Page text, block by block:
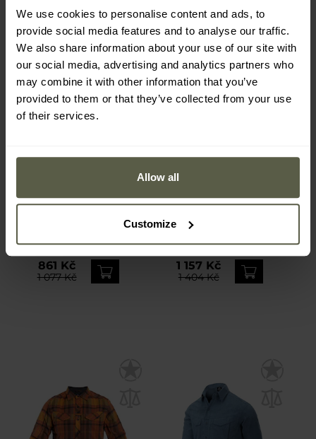
We use cookies to personalise content and ads, to
provide social media features and to analyse our traffic.
We also share information about your use of our site with
our social media, advertising and analytics partners who
may combine it with other information that you’ve
provided to them or that they’ve collected from your use
of their services.
Allow all
Customize
Košile Brandit Vintage -
861 Kč
1 077 Kč
Taktická košile Pentagon
1 157 Kč
1 404 Kč